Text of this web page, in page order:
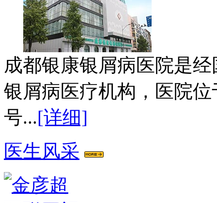
成都银康银屑病医院是
银屑病医疗机构，医院
号...[详细]
医生风采